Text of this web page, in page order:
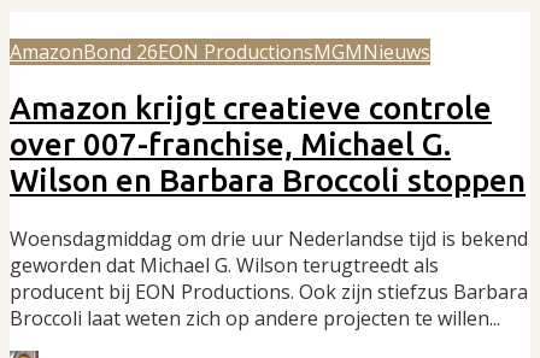
AmazonBond 26EON ProductionsMGMNieuws
Amazon krijgt creatieve controle
over 007-franchise, Michael G.
Wilson en Barbara Broccoli stoppen
Woensdagmiddag om drie uur Nederlandse tijd is bekend
geworden dat Michael G. Wilson terugtreedt als
producent bij EON Productions. Ook zijn stiefzus Barbara
Broccoli laat weten zich op andere projecten te willen...